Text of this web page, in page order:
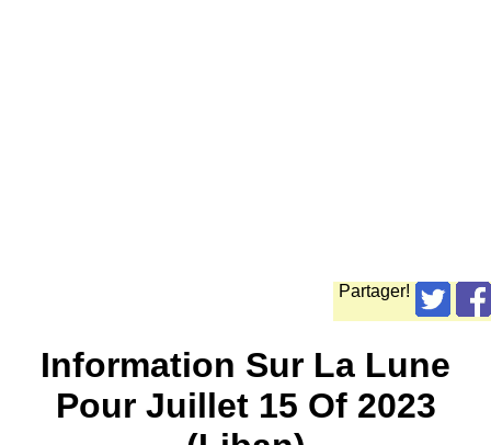
Partager!
Information Sur La Lune
Pour Juillet 15 Of 2023